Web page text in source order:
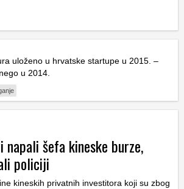
uloženo u hrvatske startupe u 2015. –
u 2014.
šefa kineske burze,
policiji
kineskih privatnih investitora koji su zbog